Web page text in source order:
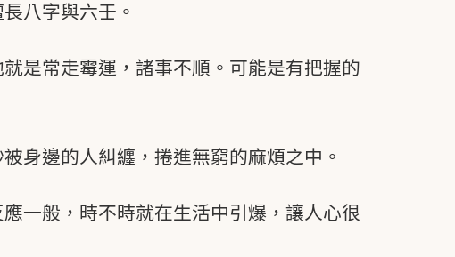
八字與六壬。
是常走霉運，諸事不順。可能是有把握的
身邊的人糾纏，捲進無窮的麻煩之中。
一般，時不時就在生活中引爆，讓人心很